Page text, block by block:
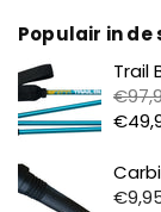
Populair in de
Trail